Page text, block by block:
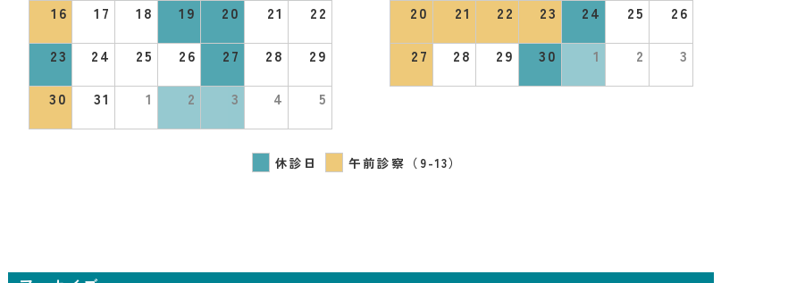
16
17 18 19 20 21
22
23
24 25 26 27 28
29
30
31 1 2 3 4 5
20
21 22 23 24 25
26
27
28 29 30 1 2 3
休診日 午前診察（9-13）